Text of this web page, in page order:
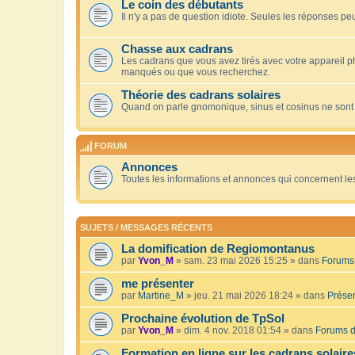
Le coin des débutants
Il n'y a pas de question idiote. Seules les réponses
Chasse aux cadrans
Les cadrans que vous avez tirés avec votre appareil
manqués ou que vous recherchez.
Théorie des cadrans solaires
Quand on parle gnomonique, sinus et cosinus ne
FORUM
Annonces
Toutes les informations et annonces qui concernent
SUJETS / MESSAGES RÉCENTS
La domification de Regiomontanus
par Yvon_M » sam. 23 mai 2026 15:25 » dans
me présenter
par Martine_M » jeu. 21 mai 2026 18:24 » dans
Prochaine évolution de TpSol
par Yvon_M » dim. 4 nov. 2018 01:54 » dans Forums